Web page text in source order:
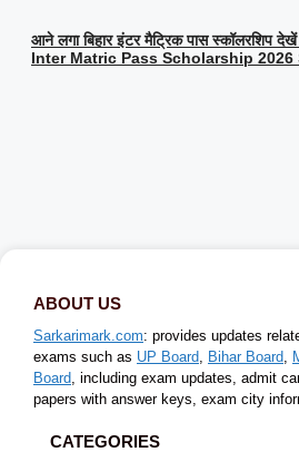
आने लगा बिहार इंटर मैट्रिक पास स्कॉलरशिप
Inter Matric Pass Scholarship
ABOUT US
Sarkarimark.com: provides updates
exams such as UP Board, Bihar Board,
Board, including exam updates, admit
papers with answer keys, exam city
CATEGORIES